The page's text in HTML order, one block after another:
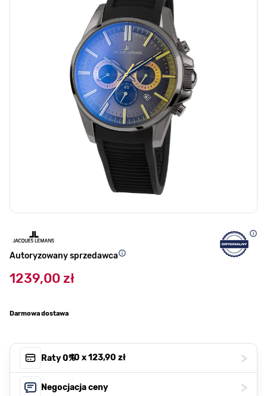
Autoryzowany sprzedawca
1239,00 zł
Darmowa dostawa
Raty 0%, 10 x123,90 zł >
Negocjacja ceny >